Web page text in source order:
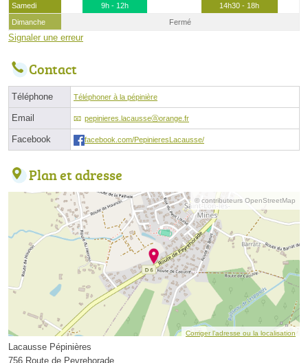
Samedi
9h - 12h
14h30 - 18h
Dimanche
Fermé
Signaler une erreur
Contact
Téléphone Téléphoner à la pépinière
Email pepinieres.lacausseⓐorange.fr
Facebook facebook.com/PepinieresLacausse/
Plan et adresse
© contributeurs OpenStreetMap
Corriger l’adresse ou la localisation
Lacausse Pépinières
756 Route de Peyrehorade